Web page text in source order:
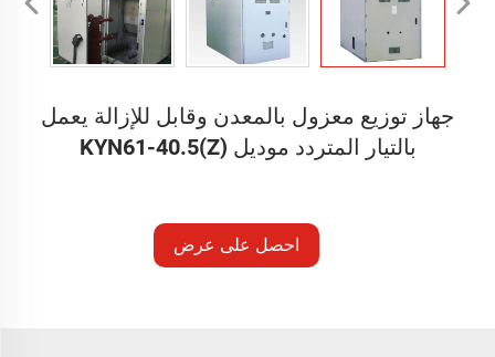
جهاز توزيع معزول بالمعدن وقابل للإزالة يعمل
بالتيار المتردد موديل KYN61-40.5(Z)
احصل على عرض